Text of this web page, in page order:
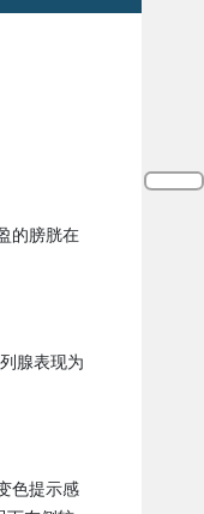
的膀胱在
腺表现为
色提示感